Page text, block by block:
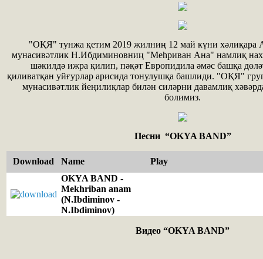
"ОҚЯ" тунжа қетим 2019 жилниң 12 май күни xәлиқара
мунасивәтлик Н.Ибдиминовниң "Меhриван Ана" намлиқ
шәкилдә ижра қилип, пәқәт Европидила әмәс башқа
қиливатқан уйғурлар арисида тонулушқа башлиди. "ОҚЯ"
мунасивәтлик йеңилиқлар билән силәрни давамлиқ
болимиз.
Песни “OKYA BAND”
Download Name
Play
OKYA BAND -
Mekhriban anam
(N.Ibdiminov -
N.Ibdiminov)
Видео “OKYA BAND”